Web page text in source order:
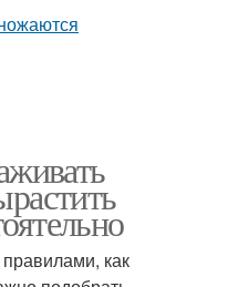
правилами, как